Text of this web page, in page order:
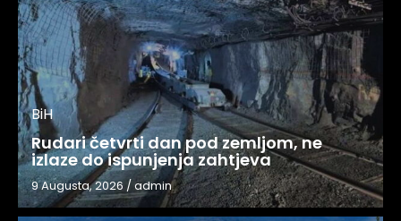
BiH
Rudari četvrti dan pod zemljom, ne
izlaze do ispunjenja zahtjeva
9 Augusta, 2026 / admin